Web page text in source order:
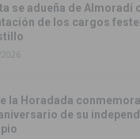
se adueña de Almoradí
de los cargos
la Horadada
de su